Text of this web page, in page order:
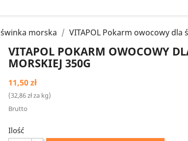
świnka morska VITAPOL Pokarm owocowy dla
VITAPOL POKARM OWOCOWY
MORSKIEJ 350G
11,50 zł
(32,86 zł za kg)
Brutto
Ilość